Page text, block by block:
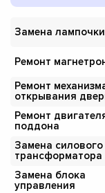
Замена лампочки
Ремонт
Ремонт
открывания
Ремонт
поддона
Замена силового
трансформатора
Замена блока
управления